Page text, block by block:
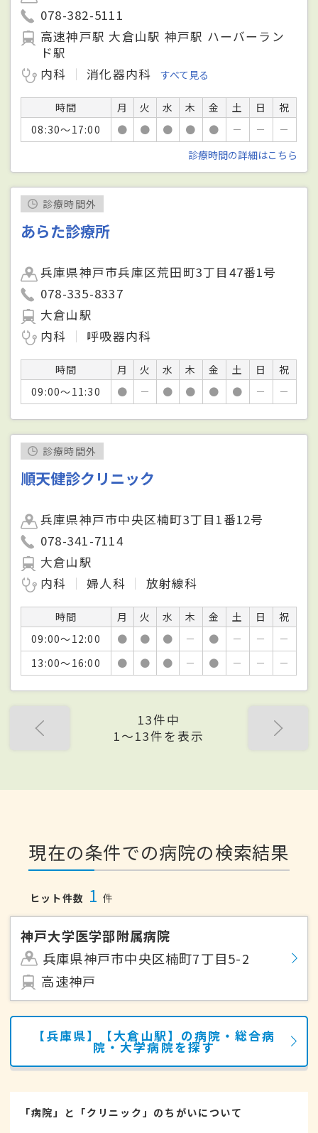
078-382-5111
高速神戸駅 大倉山駅 神戸駅 ハーバーラン
ド駅
内科
消化器内科 すべて見る
時間 月 火 水 木 金 土 日
祝
08:30～17:00
● ● ● ● ● － －
－
診療時間の詳細はこちら
診療時間外
あらた診療所
兵庫県神戸市兵庫区荒田町3丁目47番1号
078-335-8337
大倉山駅
内科
呼吸器内科
時間 月 火 水 木 金 土 日
祝
09:00～11:30
● － ● ● ● ● － －
診療時間外
順天健診クリニック
兵庫県神戸市中央区楠町3丁目1番12号
078-341-7114
大倉山駅
内科
婦人科 放射線科
時間 月 火 水 木 金 土 日
祝
09:00～12:00
● ● ● － ● － －
－
13:00～16:00
● ● ● － ● － － －
13件中
1〜13件を表示
現在の条件での病院の検索結果
ヒット件数 1 件
神戸大学医学部附属病院
兵庫県神戸市中央区楠町7丁目5-2
高速神戸
【兵庫県】【大倉山駅】の病院・総合病
院・大学病院を探す
「病院」と「クリニック」のちがいについて